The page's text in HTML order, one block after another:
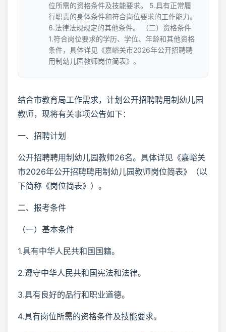
位所需的资格条件及技能要求。 5.具有正常履
行职责的身体条件和符合岗位要求的工作能力。
6.法律法规规定的其他条件。 （二）资格条件
1.符合岗位要求的学历、学位、年龄和其他资格
条件，具体详见《嘉峪关市2026年公开招聘聘
用制幼儿园教师岗位简表》。
结合市教育局工作需求，计划公开招聘聘用制幼儿园
教师，现将有关事项公告如下：
一、招聘计划
公开招聘聘用制幼儿园教师26名。具体详见《嘉峪关
市2026年公开招聘聘用制幼儿园教师岗位简表》（以
下简称《岗位简表》）。
二、报考条件
（一）基本条件
1.具有中华人民共和国国籍。
2.遵守中华人民共和国宪法和法律。
3.具有良好的品行和职业道德。
4.具有岗位所需的资格条件及技能要求。